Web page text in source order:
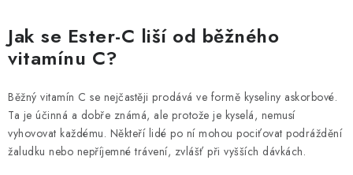
Jak se Ester-C liší od běžného
vitamínu C?
Běžný vitamín C se nejčastěji prodává ve formě kyseliny askorbové.
Ta je účinná a dobře známá, ale protože je kyselá, nemusí
vyhovovat každému. Někteří lidé po ní mohou pociťovat podráždění
žaludku nebo nepříjemné trávení, zvlášť při vyšších dávkách.